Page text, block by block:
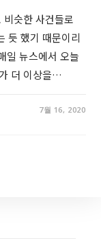
슷한 사건들로
듯 했기 때문이리
일 뉴스에서 오늘
더 이상을…
7월 16, 2020